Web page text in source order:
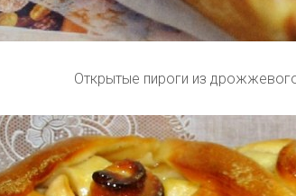
Открытые пироги из